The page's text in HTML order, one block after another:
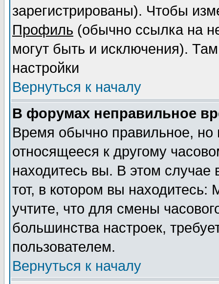
зарегистрированы). Чтобы
Профиль (обычно ссылка на
могут быть и исключения).
настройки
Вернуться к началу
В форумах неправильное
Время обычно правильное,
относящееся к другому
находитесь вы. В этом
тот, в котором вы
учтите, что для смены
большинства настроек,
пользователем.
Вернуться к началу